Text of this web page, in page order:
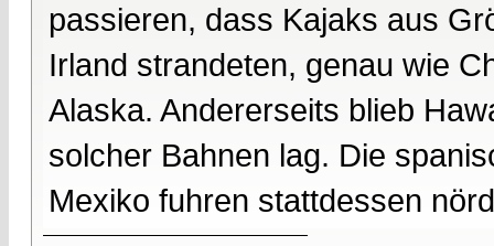
passieren, dass Kajaks aus
Irland strandeten, genau wie
Alaska. Andererseits blieb
solcher Bahnen lag. Die
Mexiko fuhren stattdessen